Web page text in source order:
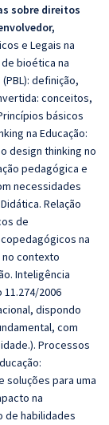
sobre direitos
e Legais na
bioética na
definição,
conceitos,
básicos
na Educação:
design thinking no
pedagógica e
necessidades
Relação
de
na
contexto
Inteligência
2006
dispondo
com
Processos
soluções para uma
na
de habilidades